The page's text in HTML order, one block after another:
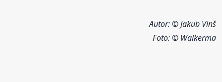
Autor: © Jakub Vinš
Foto: © Walkerma